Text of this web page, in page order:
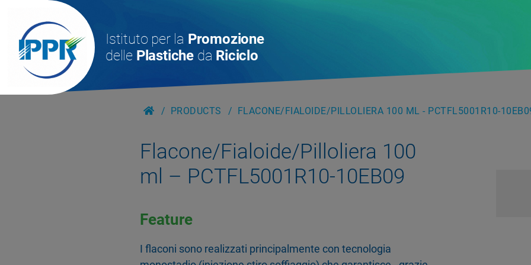
Istituto per la Promozione
delle Plastiche da Riciclo
PRODUCTS FLACONE/FIALOIDE/PILLOLIERA 100 ML - PCTFL5001R10-
Flacone/Fialoide/Pilloliera 100
ml – PCTFL5001R10-10EB09
Feature
I flaconi sono realizzati principalmente con tecnologia